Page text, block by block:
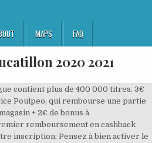
MAPS FAQ
2020 2021
contient plus de 400 000 titres. 3€
Poulpeo, qui rembourse une partie
+ 2€ de bonus à
remboursement en cashback
inscription; Pensez à bien activer le